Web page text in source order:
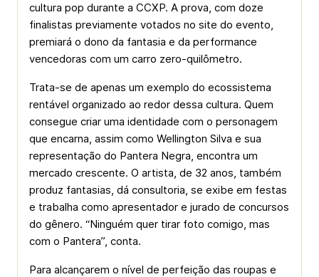
cultura pop durante a CCXP. A prova, com doze
finalistas previamente votados no site do evento,
premiará o dono da fantasia e da performance
vencedoras com um carro zero-quilômetro.
Trata-se de apenas um exemplo do ecossistema
rentável organizado ao redor dessa cultura. Quem
consegue criar uma identidade com o personagem
que encarna, assim como Wellington Silva e sua
representação do Pantera Negra, encontra um
mercado crescente. O artista, de 32 anos, também
produz fantasias, dá consultoria, se exibe em festas
e trabalha como apresentador e jurado de concursos
do gênero. “Ninguém quer tirar foto comigo, mas
com o Pantera”, conta.
Para alcançarem o nível de perfeição das roupas e